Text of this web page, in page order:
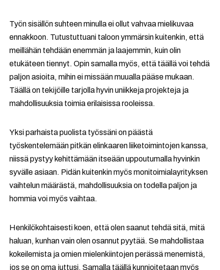
Työn sisällön suhteen minulla ei ollut vahvaa mielikuvaa
ennakkoon. Tutustuttuani taloon ymmärsin kuitenkin, että
meillähän tehdään enemmän ja laajemmin, kuin olin
etukäteen tiennyt. Opin samalla myös, että täällä voi tehdä
paljon asioita, mihin ei missään muualla pääse mukaan.
Täällä on tekijöille tarjolla hyvin uniikkeja projekteja ja
mahdollisuuksia toimia erilaisissa rooleissa.
Yksi parhaista puolista työssäni on päästä
työskentelemään pitkän elinkaaren liiketoimintojen kanssa,
niissä pystyy kehittämään itseään uppoutumalla hyvinkin
syvälle asiaan. Pidän kuitenkin myös monitoimialayrityksen
vaihtelun määrästä, mahdollisuuksia on todella paljon ja
hommia voi myös vaihtaa.
Henkilökohtaisesti koen, että olen saanut tehdä sitä, mitä
haluan, kunhan vain olen osannut pyytää. Se mahdollistaa
kokeilemista ja omien mielenkiintojen perässä menemistä,
jos se on oma juttusi. Samalla täällä kunnioitetaan myös